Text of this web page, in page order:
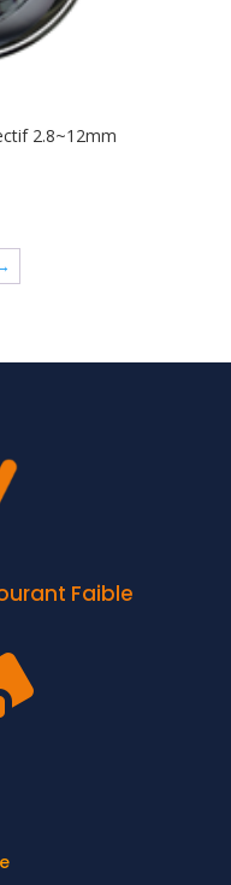
2.8~12mm
Faible